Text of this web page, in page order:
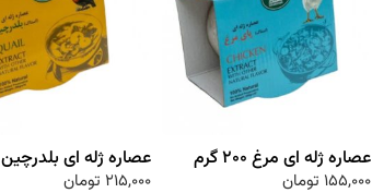
عصاره ژله ای مرغ 200 گرم
155,000 تومان
عصاره ژله ای بلدرچین 200 گرم
215,000 تومان